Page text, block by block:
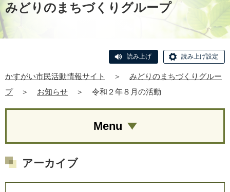
みどりのまちづくりグループ
読み上げ 読み上げ設定
かすがい市民活動情報サイト ＞
みどりのまちづくりグルー
プ
＞ お知らせ ＞ 令和２年８月の活動
Menu
アーカイブ